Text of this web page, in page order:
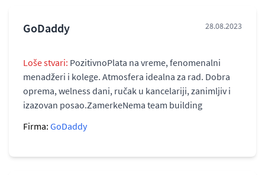
GoDaddy 28.08.2023
Loše stvari: PozitivnoPlata na vreme, fenomenalni
menadžeri i kolege. Atmosfera idealna za rad. Dobra
oprema, welness dani, ručak u kancelariji, zanimljiv i
izazovan posao.ZamerkeNema team building
Firma: GoDaddy